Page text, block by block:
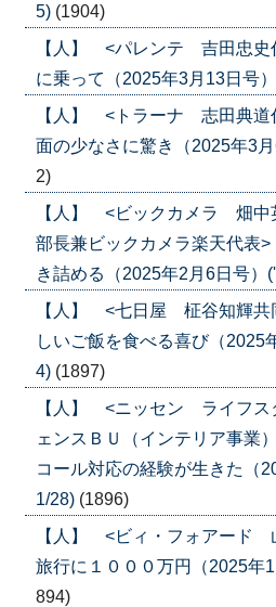
5) (1904)
【人】 <パレンテ 吉田忠
に乗って（2025年3月13日号
【人】 <トラーナ 志田典
面の少なさに驚き（2025年3
2)
【人】 <ビックカメラ 畑中
部長兼ビックカメラ楽天代表
き詰める（2025年2月6日号）
【人】 <七日屋 柾谷知輝
しいご飯を食べる喜び（2025
4) (1897)
【人】 <ニッセン ライフス
ェンスＢＵ（インテリア事
コール対応の経験が生きた（
1/28) (1896)
【人】 <ビィ・フォアード
旅行に１０００万円（2025年
894)